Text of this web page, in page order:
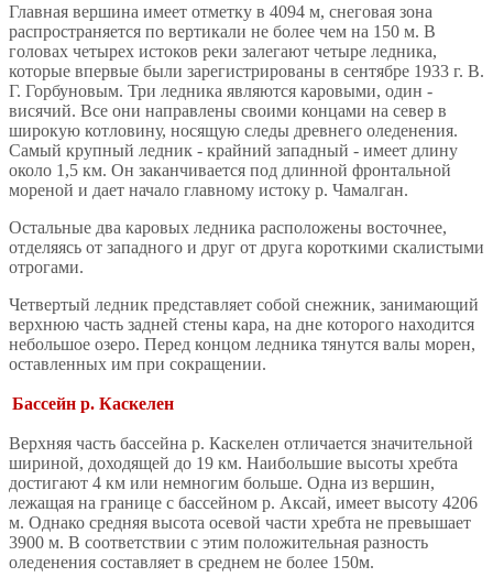
Главная вершина имеет отметку в 4094 м, снеговая зона
распространяется по вертикали не более чем на 150 м. В
головах четырех истоков реки залегают четыре ледника,
которые впервые были зарегистрированы в сентябре 1933 г. В.
Г. Горбуновым. Три ледника являются каровыми, один -
висячий. Все они направлены своими концами на север в
широкую котловину, носящую следы древнего оледенения.
Самый крупный ледник - крайний западный - имеет длину
около 1,5 км. Он заканчивается под длинной фронтальной
мореной и дает начало главному истоку р. Чамалган.
Остальные два каровых ледника расположены восточнее,
отделяясь от западного и друг от друга короткими скалистыми
отрогами.
Четвертый ледник представляет собой снежник, занимающий
верхнюю часть задней стены кара, на дне которого находится
небольшое озеро. Перед концом ледника тянутся валы морен,
оставленных им при сокращении.
Бассейн р. Каскелен
Верхняя часть бассейна р. Каскелен отличается значительной
шириной, доходящей до 19 км. Наибольшие высоты хребта
достигают 4 км или немногим больше. Одна из вершин,
лежащая на границе с бассейном р. Аксай, имеет высоту 4206
м. Однако средняя высота осевой части хребта не превышает
3900 м. В соответствии с этим положительная разность
оледенения составляет в среднем не более 150м.